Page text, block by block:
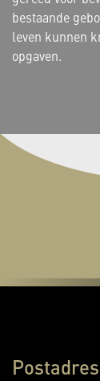
bestaande
leven kunnen
opgaven.